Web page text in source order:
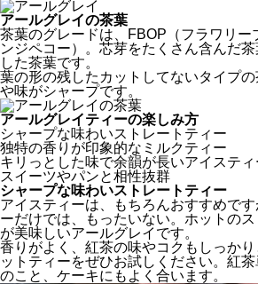
アールグレイの茶葉
茶葉のグレードは、FBOP（フラワリー
ンジペコー）。芯芽をたくさん含んだ茶
した茶葉です。
葉の形の残したカットしてないタイプの
や味がシャープです。
アールグレイティーの楽しみ方
シャープな味わいストレートティー
独特の香りが印象的なミルクティー
キリっとした味で余韻が長いアイスティ
スイーツやパンと相性抜群
シャープな味わいストレートティー
アイスティーは、もちろんおすすめで
ーだけでは、もったいない。ホットの
が美味しいアールグレイです。
香りがよく、紅茶の味やコクもしっか
ットティーをぜひお試しください。紅
のこと、ケーキにもよく合います。